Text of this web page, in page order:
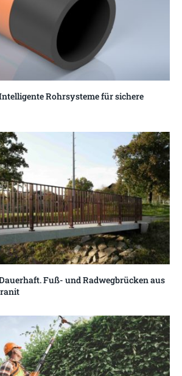
Rohrsysteme für sichere
Fuß- und Radwegbrücken aus